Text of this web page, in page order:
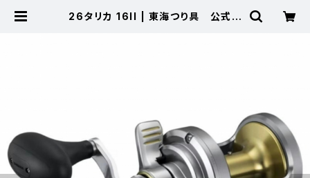
26タリカ 16II | 東海つり具 公式オ